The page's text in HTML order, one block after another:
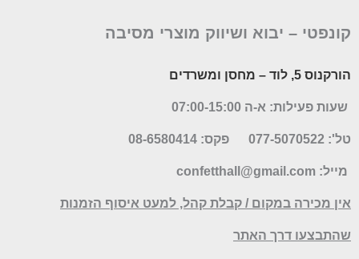
קונפטי – יבוא ושיווק מוצרי מסיבה
הורקנוס 5, לוד – מחסן ומשרדים
שעות פעילות: א-ה 07:00-15:00
טל': 077-5070522
מייל: confetthall@gmail.com
אין מכירה במקום / קבלת קהל, למעט איסוף הזמנות
שהתבצעו דרך האתר